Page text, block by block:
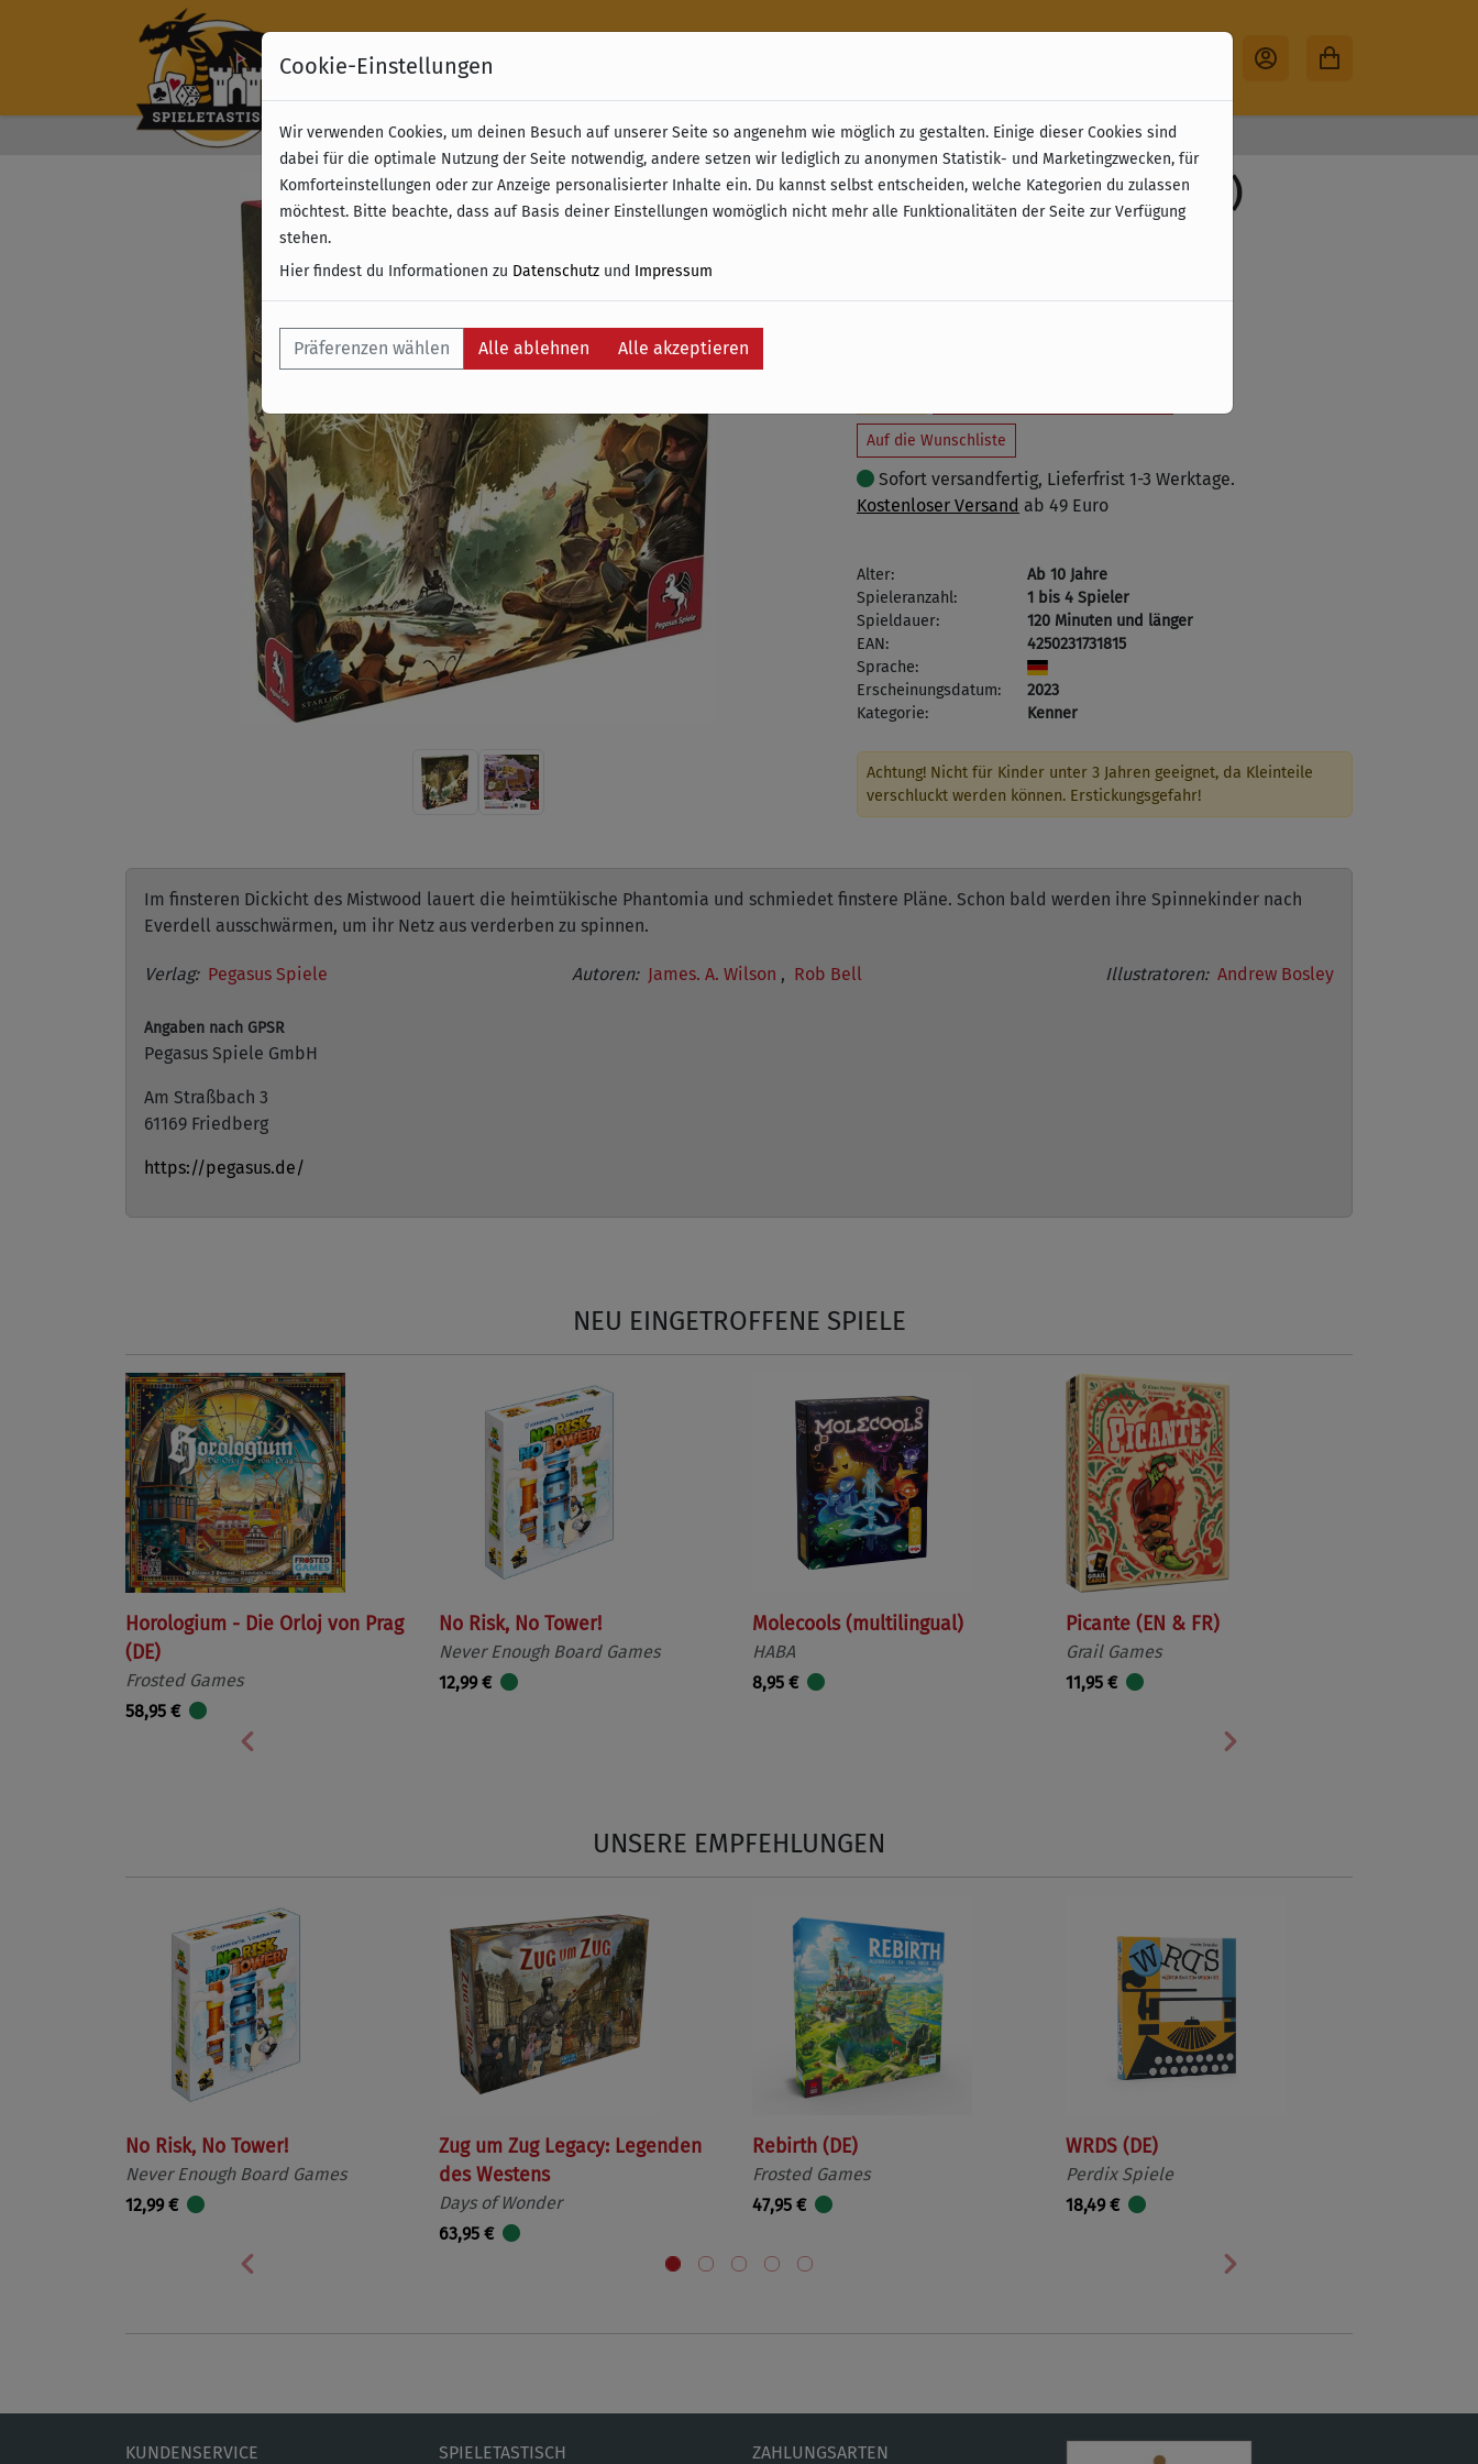
Kostenloser Versand & Retoure ab 49 € (innerhalb Deutschlands) 30 Tage Rückgabe
Everdell - Mistwood (DE)
49,99 €
Auf die Wunschliste
Sofort versandfertig, Lieferfrist 1-3 Werktage.
Kostenloser Versand ab 49 Euro
Alter:
Ab 10 Jahre
Spieleranzahl:
1 bis 4 Spieler
Spieldauer:
120 Minuten und länger
EAN:
4250231731815
Sprache:
Erscheinungsdatum:
2023
Kategorie:
Kenner
Achtung! Nicht für Kinder unter 3 Jahren geeignet, da Kleinteile
verschluckt werden können. Erstickungsgefahr!
Im finsteren Dickicht des Mistwood lauert die heimtükische Phantomia und schmiedet finstere Pläne. Schon bald werden ihre Spinnekinder nach
Everdell ausschwärmen, um ihr Netz aus verderben zu spinnen.
Verlag: Pegasus Spiele
Angaben nach GPSR
Pegasus Spiele GmbH
Am Straßbach 3
61169 Friedberg
https://pegasus.de/
Autoren: James. A. Wilson , Rob Bell Illustratoren: Andrew Bosley
NEU EINGETROFFENE SPIELE
Horologium - Die Orloj von Prag
(DE)
Frosted Games
58,95 €
No Risk, No Tower!
Never Enough Board Games
12,99 €
Molecools (multilingual)
HABA
8,95 €
Picante (EN & FR)
Grail Games
11,95 €
Vorherige Nächste
UNSERE EMPFEHLUNGEN
No Risk, No Tower!
Never Enough Board Games
12,99 €
Zug um Zug Legacy: Legenden
des Westens
Days of Wonder
63,95 €
Rebirth (DE)
Frosted Games
47,95 €
WRDS (DE)
Perdix Spiele
18,49 €
Vorherige Nächste
KUNDENSERVICE SPIELETASTISCH ZAHLUNGSARTEN
Cookie-Einstellungen
Wir verwenden Cookies, um deinen Besuch auf unserer Seite so angenehm wie möglich zu gestalten. Einige dieser Cookies sind
dabei für die optimale Nutzung der Seite notwendig, andere setzen wir lediglich zu anonymen Statistik- und Marketingzwecken, für
Komforteinstellungen oder zur Anzeige personalisierter Inhalte ein. Du kannst selbst entscheiden, welche Kategorien du zulassen
möchtest. Bitte beachte, dass auf Basis deiner Einstellungen womöglich nicht mehr alle Funktionalitäten der Seite zur Verfügung
stehen.
Hier findest du Informationen zu Datenschutz und Impressum
Präferenzen wählen Alle ablehnen Alle akzeptieren